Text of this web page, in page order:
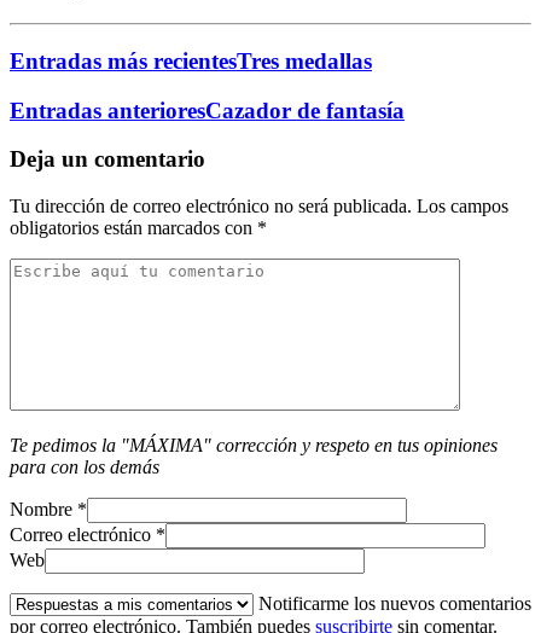
Entradas más recientesTres medallas
Entradas anterioresCazador de fantasía
Deja un comentario
Tu dirección de correo electrónico no será publicada. Los campos
obligatorios están marcados con *
Te pedimos la "MÁXIMA" corrección y respeto en tus opiniones
para con los demás
Nombre *
Correo electrónico *
Web
Notificarme los nuevos comentarios
por correo electrónico. También puedes suscribirte sin comentar.